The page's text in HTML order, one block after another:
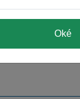
/ USB-ontvanger
Ergo
Oké